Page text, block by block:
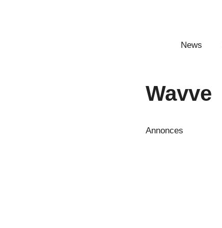
News
Wavve
Annonces